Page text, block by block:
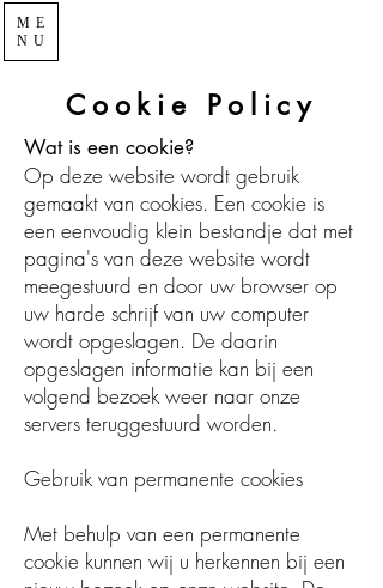
ME
NU
Cookie Policy
Wat is een cookie?
Op deze website wordt gebruik
gemaakt van cookies. Een cookie is
een eenvoudig klein bestandje dat met
pagina's van deze website wordt
meegestuurd en door uw browser op
uw harde schrijf van uw computer
wordt opgeslagen. De daarin
opgeslagen informatie kan bij een
volgend bezoek weer naar onze
servers teruggestuurd worden.
Gebruik van permanente cookies
Met behulp van een permanente
cookie kunnen wij u herkennen bij een